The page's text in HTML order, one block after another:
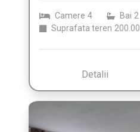
Camere 4 Bai 2
Suprafata teren 200.00
Detalii